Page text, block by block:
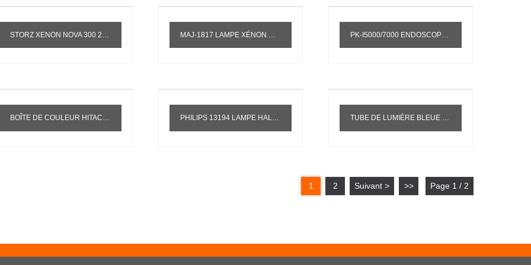
STORZ XENON NOVA 300 20134020 Y1100-611 SOURCE DE LUMIÈRE FROIDE LAMPE AU XÉNON HÔTE MAJ-1817 LAMPE XÉNON OLYMPUS CLV 190/290SL 300W LAMPE XÉNON LUMIÈRE FROIDE J2022 PK-I5000/7000 ENDOSCOPE SOURCE DE LUMIÈRE FROIDE LAMPE AU XÉNON 300W AMPOULE AU XÉNON Y1911
BOÎTE DE COULEUR HITACHI 12V20W EMBALLAGE 7080/7180 AMPOULE POUR ANALYSEUR BIOCHIMIQUE HITACHI P/N705-0840 PHILIPS 13194 LAMPE HALOGÈNE COUPE HALOGÈNE LAMPE TUNGSTÈNE SCANNER COUPE LAMPE 13.8V85W TUBE DE LUMIÈRE BLEUE PHILIPS TL 20W/52 TUBE DE LAMPE D'INCUBATEUR POUR LAMPE DE SUPPRESSION DE L'ICTÈRE INFANTILE IDENTIQUE AU TL-D 20W52
1 2 Suivant > >> Page 1 / 2